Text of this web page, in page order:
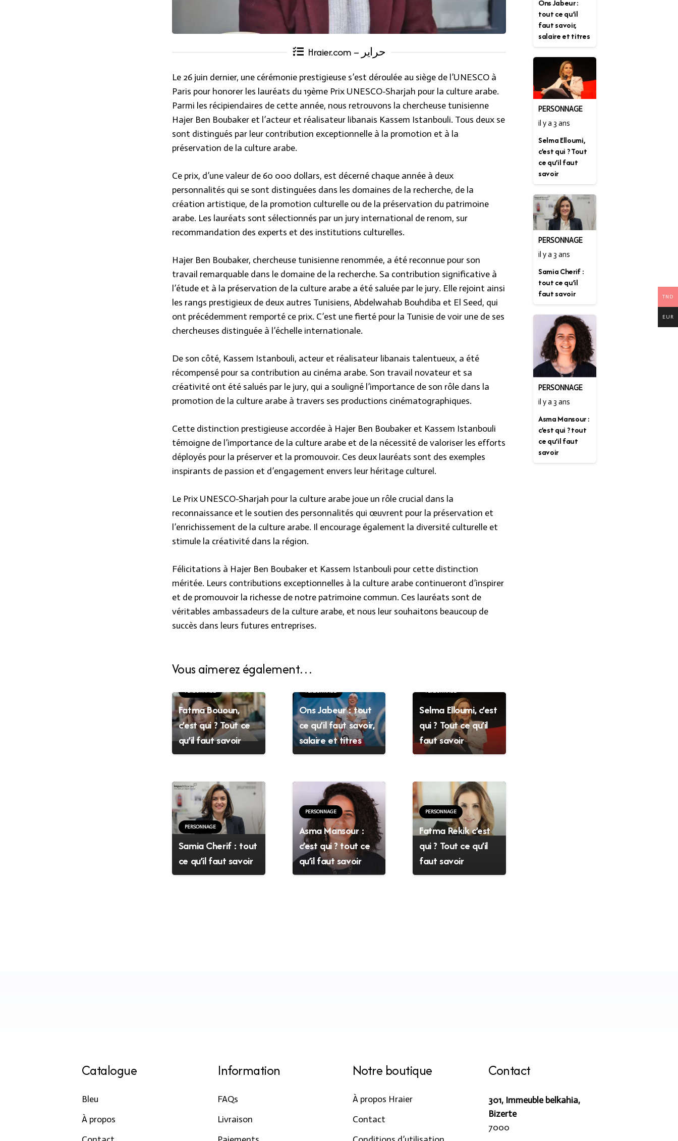
Hraier.com – حراير
Le 26 juin dernier, une cérémonie prestigieuse s’est déroulée au siège de l’UNESCO à
Paris pour honorer les lauréats du 19ème Prix UNESCO-Sharjah pour la culture arabe.
Parmi les récipiendaires de cette année, nous retrouvons la chercheuse tunisienne
Hajer Ben Boubaker et l’acteur et réalisateur libanais Kassem Istanbouli. Tous deux se
sont distingués par leur contribution exceptionnelle à la promotion et à la
préservation de la culture arabe.
Ce prix, d’une valeur de 60 000 dollars, est décerné chaque année à deux
personnalités qui se sont distinguées dans les domaines de la recherche, de la
création artistique, de la promotion culturelle ou de la préservation du patrimoine
arabe. Les lauréats sont sélectionnés par un jury international de renom, sur
recommandation des experts et des institutions culturelles.
Hajer Ben Boubaker, chercheuse tunisienne renommée, a été reconnue pour son
travail remarquable dans le domaine de la recherche. Sa contribution significative à
l’étude et à la préservation de la culture arabe a été saluée par le jury. Elle rejoint ainsi
les rangs prestigieux de deux autres Tunisiens, Abdelwahab Bouhdiba et El Seed, qui
ont précédemment remporté ce prix. C’est une fierté pour la Tunisie de voir une de ses
chercheuses distinguée à l’échelle internationale.
De son côté, Kassem Istanbouli, acteur et réalisateur libanais talentueux, a été
récompensé pour sa contribution au cinéma arabe. Son travail novateur et sa
créativité ont été salués par le jury, qui a souligné l’importance de son rôle dans la
promotion de la culture arabe à travers ses productions cinématographiques.
Cette distinction prestigieuse accordée à Hajer Ben Boubaker et Kassem Istanbouli
témoigne de l’importance de la culture arabe et de la nécessité de valoriser les efforts
déployés pour la préserver et la promouvoir. Ces deux lauréats sont des exemples
inspirants de passion et d’engagement envers leur héritage culturel.
Le Prix UNESCO-Sharjah pour la culture arabe joue un rôle crucial dans la
reconnaissance et le soutien des personnalités qui œuvrent pour la préservation et
l’enrichissement de la culture arabe. Il encourage également la diversité culturelle et
stimule la créativité dans la région.
Félicitations à Hajer Ben Boubaker et Kassem Istanbouli pour cette distinction
méritée. Leurs contributions exceptionnelles à la culture arabe continueront d’inspirer
et de promouvoir la richesse de notre patrimoine commun. Ces lauréats sont de
véritables ambassadeurs de la culture arabe, et nous leur souhaitons beaucoup de
succès dans leurs futures entreprises.
Vous aimerez également…
PERSONNAGE
Fatma Bououn,
c’est qui ? Tout ce
qu’il faut savoir
PERSONNAGE
Ons Jabeur : tout
ce qu’il faut savoir,
salaire et titres
PERSONNAGE
Selma Elloumi, c’est
qui ? Tout ce qu’il
faut savoir
PERSONNAGE
Samia Cherif : tout
ce qu’il faut savoir
PERSONNAGE
Asma Mansour :
c’est qui ? tout ce
qu’il faut savoir
PERSONNAGE
Fatma Rekik c’est
qui ? Tout ce qu’il
faut savoir
Ons Jabeur :
tout ce qu’il
faut savoir,
salaire et titres
PERSONNAGE
il y a 3 ans
Selma Elloumi,
c’est qui ? Tout
ce qu’il faut
savoir
PERSONNAGE
il y a 3 ans
Samia Cherif :
tout ce qu’il
faut savoir
PERSONNAGE
il y a 3 ans
Asma Mansour :
c’est qui ? tout
ce qu’il faut
savoir
Aide au choix Livraison et paiements Newsletter
Catalogue
Bleu
À propos
Information
FAQs
Livraison
Notre boutique
À propos Hraier
Contact
Contact
301, Immeuble belkahia,
Bizerte
7000
TND
EUR